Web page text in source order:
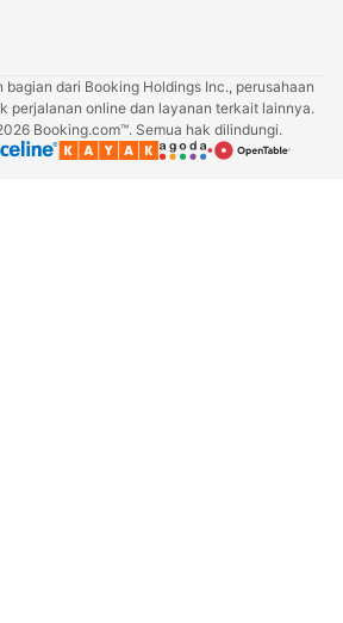
bagian dari Booking Holdings Inc., perusahaan
perjalanan online dan layanan terkait lainnya.
Booking.com™. Semua hak dilindungi.